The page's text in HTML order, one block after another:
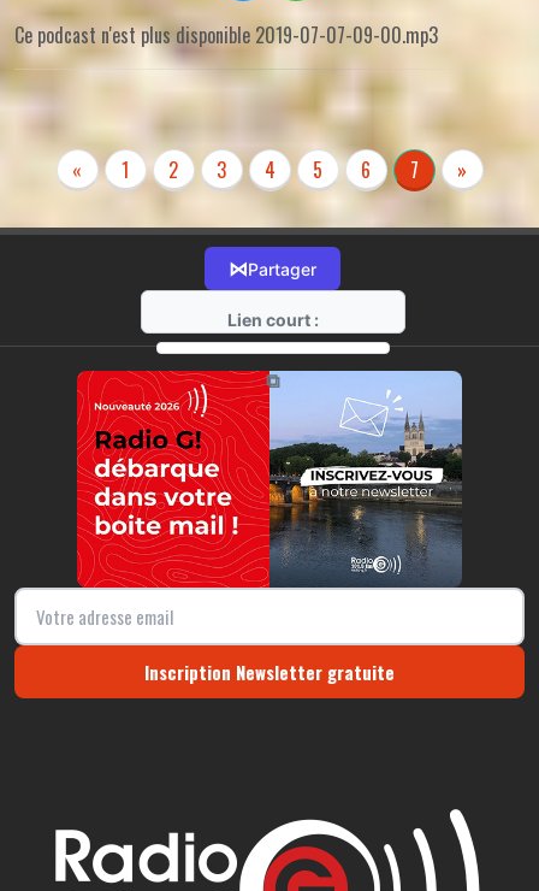
Ce podcast n'est plus disponible 2019-07-07-09-00.mp3
« 1 2 3 4 5 6 7 »
⋈Partager
Lien court :
https://radio-g.fr?r74
⧉
Inscription Newsletter gratuite